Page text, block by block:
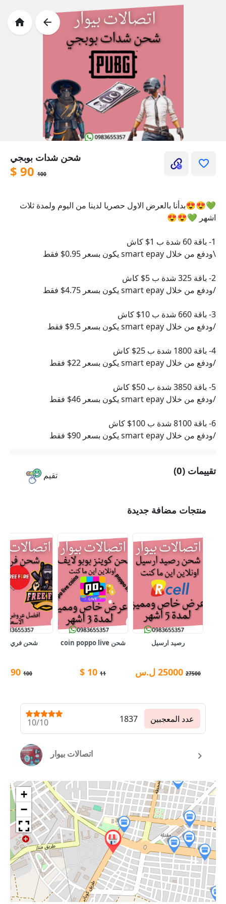
شحن شدات بوبجي
$ 90 100
💚😍😍بدأنا بالعرض الاول حصريا لدينا من اليوم ولمدة ثلاث
اشهر 💚😍😍
1- باقة 60 شدة ب 1$ كاش
\ودفع من خلال smart epay يكون بسعر 0.95$ فقط
2- باقة 325 شدة ب 5$ كاش
/ودفع من خلال smart epay يكون بسعر 4.75$ فقط
3- باقة 660 شدة ب 10$ كاش
/ودفع من خلال smart epay يكون بسعر 9.5$ فقط
4- باقة 1800 شدة ب 25$ كاش
/ودفع من خلال smart epay يكون بسعر 22$ فقط
5- باقة 3850 شدة ب 50$ كاش
/ودفع من خلال smart epay يكون بسعر 46$ فقط
6- باقة 8100 شدة ب 100$ كاش
/ودفع من خلال smart epay يكون بسعر 90$ فقط
تقيم تقييمات (0)
منتجات مضافة جديدة
رصيد ارسيل
27500
25000 ل.س
شحن coin poppo live
11
10
$
شحن فري
100
90
10/10 1837 عدد المعجبين
اتصالات بيوار
+
−